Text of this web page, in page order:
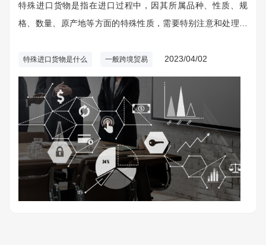
特殊进口货物是指在进口过程中，因其所属品种、性质、规
格、数量、原产地等方面的特殊性质，需要特别注意和处理的
量标准要求，以确保进口货物的安全、健康和质量。
特殊进口货物是什么 一般跨境贸易 2023/04/02